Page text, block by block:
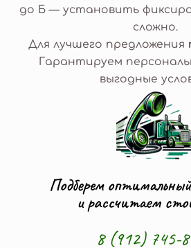
до Б — установить
сложно.
Для лучшего предложения
Гарантируем
выгодные
Подберем
и рассчитаем
8 (912) 745-